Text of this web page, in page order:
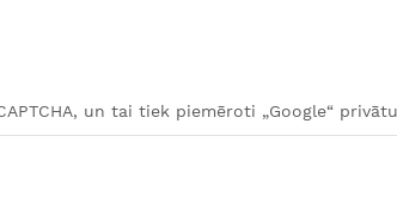
un tai tiek piemēroti „Google“